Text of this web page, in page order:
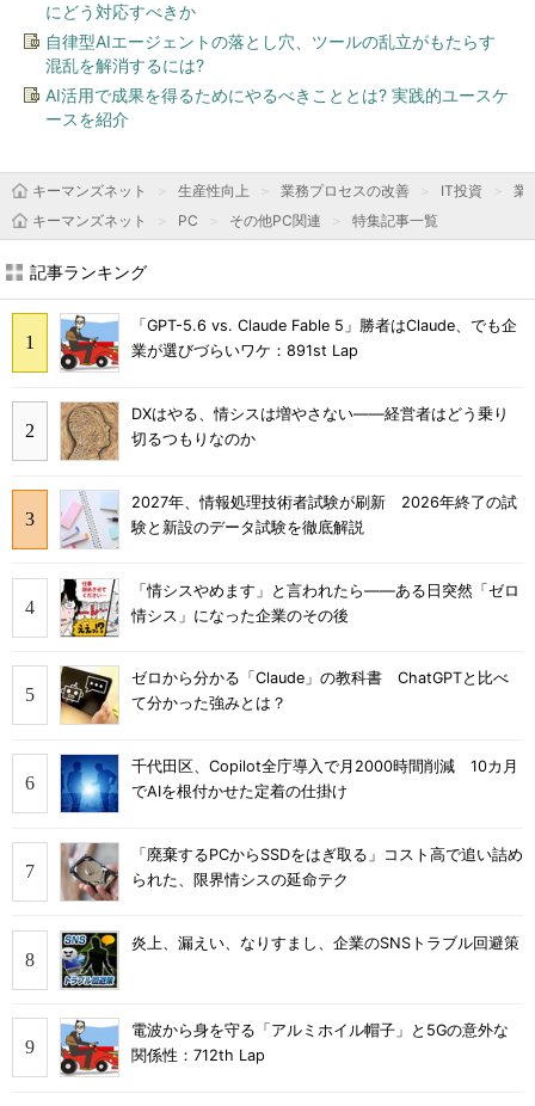
にどう対応すべきか
自律型AIエージェントの落とし穴、ツールの乱立がもたらす
混乱を解消するには?
AI活用で成果を得るためにやるべきこととは? 実践的ユースケ
ースを紹介
キーマンズネット 生産性向上 業務プロセスの改善 IT投資
業
キーマンズネット
PC その他PC関連 特集記事一覧
記事ランキング
「GPT-5.6 vs. Claude Fable 5」勝者はClaude、でも企
業が選びづらいワケ：891st Lap
DXはやる、情シスは増やさない――経営者はどう乗り
切るつもりなのか
2027年、情報処理技術者試験が刷新 2026年終了の試
験と新設のデータ試験を徹底解説
「情シスやめます」と言われたら――ある日突然「ゼロ
情シス」になった企業のその後
ゼロから分かる「Claude」の教科書 ChatGPTと比べ
て分かった強みとは？
千代田区、Copilot全庁導入で月2000時間削減 10カ月
でAIを根付かせた定着の仕掛け
「廃棄するPCからSSDをはぎ取る」コスト高で追い詰め
られた、限界情シスの延命テク
炎上、漏えい、なりすまし、企業のSNSトラブル回避策
電波から身を守る「アルミホイル帽子」と5Gの意外な
関係性：712th Lap